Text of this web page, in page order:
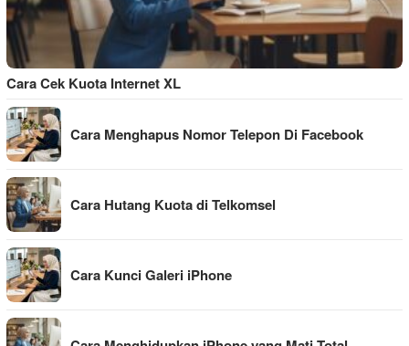
Cara Cek Kuota Internet XL
Cara Menghapus Nomor Telepon Di Facebook
Cara Hutang Kuota di Telkomsel
Cara Kunci Galeri iPhone